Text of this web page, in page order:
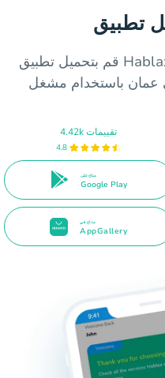
قم بتحميل تطبيق Hablax الآن لتتمكن من إرسال تعبئة
4.42k تقييمات
4.8
متاح على
Google Play
متاح في
AppGallery